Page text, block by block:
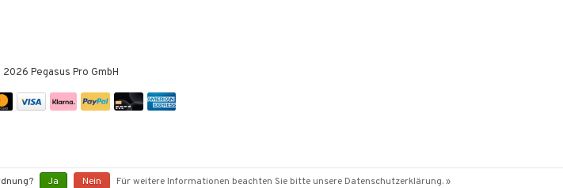
Pegasus Pro GmbH
Ja Nein Für weitere Informationen beachten Sie bitte unsere Datenschutzerklärung. »